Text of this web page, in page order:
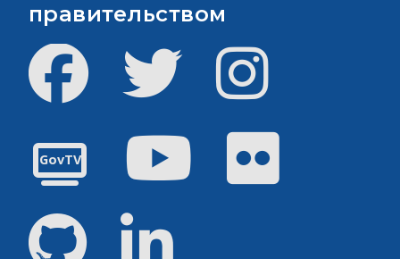
правительством
Facebook Твиттер
GovTV
Youtube
GitHub